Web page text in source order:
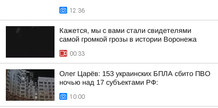
12:36
Кажется, мы с вами стали свидетелями
самой громкой грозы в истории Воронежа
00:33
Олег Царёв: 153 украинских БПЛА сбито ПВО
ночью над 17 субъектами РФ:
10:00